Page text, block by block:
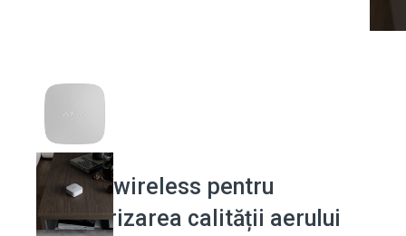
Senzor wireless pentru
monitorizarea calității aerului